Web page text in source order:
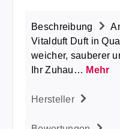
Beschreibung
Vitalduft Duft in
weicher, sauberer
Ihr Zuhau… Mehr
Hersteller